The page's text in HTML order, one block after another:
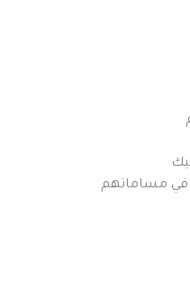
في مساماتهم